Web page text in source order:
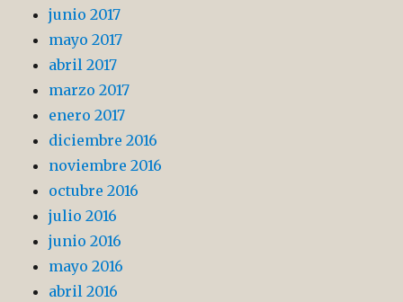
junio 2017
mayo 2017
abril 2017
marzo 2017
enero 2017
diciembre 2016
noviembre 2016
octubre 2016
julio 2016
junio 2016
mayo 2016
abril 2016